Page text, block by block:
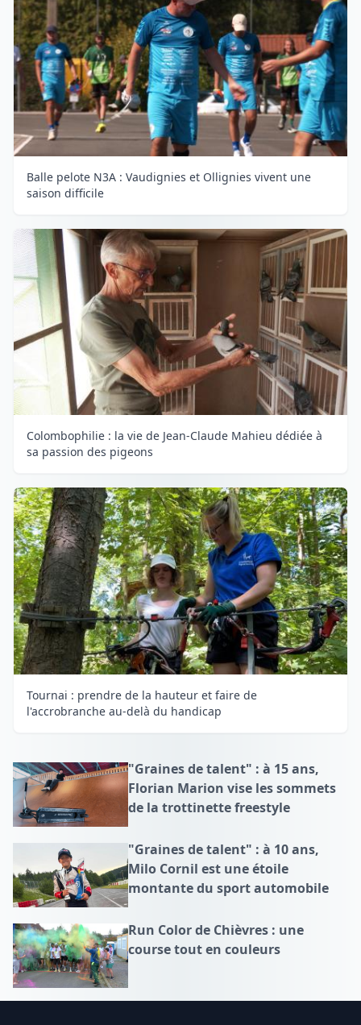
Balle pelote N3A : Vaudignies et Ollignies vivent une
saison difficile
Colombophilie : la vie de Jean-Claude Mahieu dédiée à
sa passion des pigeons
Tournai : prendre de la hauteur et faire de
l'accrobranche au-delà du handicap
"Graines de talent" : à 15 ans,
Florian Marion vise les sommets
de la trottinette freestyle
"Graines de talent" : à 10 ans,
Milo Cornil est une étoile
montante du sport automobile
Run Color de Chièvres : une
course tout en couleurs